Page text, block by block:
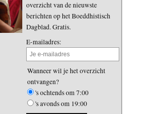
overzicht van de nieuwste
berichten op het Boeddhistisch
Dagblad. Gratis.
E-mailadres:
Wanneer wil je het overzicht
ontvangen?
's ochtends om 7:00
's avonds om 19:00